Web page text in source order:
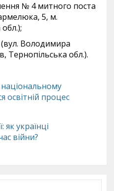
№ 4 митного поста
5, м.
Володимира
Тернопільська обл.).
національному
освітній процес
як українці
війни?